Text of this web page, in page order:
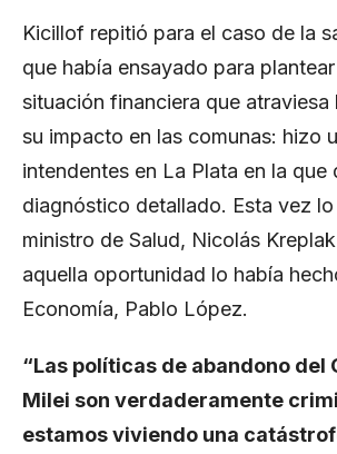
Kicillof repitió para el caso de la
que había ensayado para
situación financiera que atraviesa
su impacto en las comunas: hizo
intendentes en La Plata en la que
diagnóstico detallado. Esta vez
ministro de Salud, Nicolás
aquella oportunidad lo había
Economía, Pablo López.
“Las políticas de abandono del
Milei son verdaderamente
estamos viviendo una